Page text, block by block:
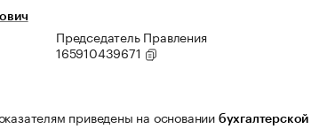
Председатель Правления
165910439671
приведены на основании бухгалтерской